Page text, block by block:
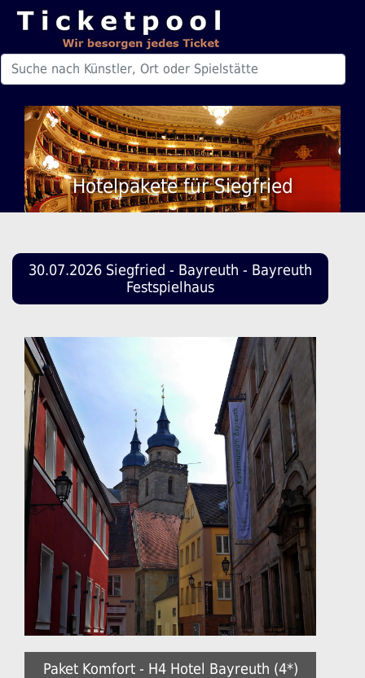
Hotelpakete für Siegfried
30.07.2026 Siegfried - Bayreuth - Bayreuth
Festspielhaus
Paket Komfort - H4 Hotel Bayreuth (4*)